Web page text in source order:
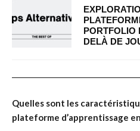
PORTFOLIO
DELÀ DE
Quelles sont les
plateforme d’apprentissage